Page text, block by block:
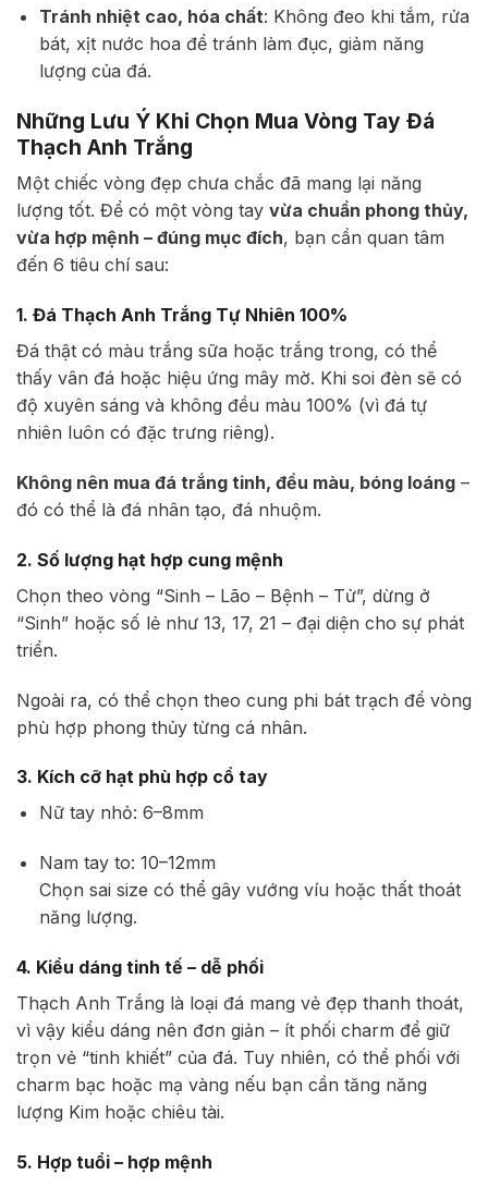
Tránh nhiệt cao, hóa chất: Không đeo khi tắm, rửa
bát, xịt nước hoa để tránh làm đục, giảm năng
lượng của đá.
Những Lưu Ý Khi Chọn Mua Vòng Tay Đá
Thạch Anh Trắng
Một chiếc vòng đẹp chưa chắc đã mang lại năng
lượng tốt. Để có một vòng tay vừa chuẩn phong thủy,
vừa hợp mệnh – đúng mục đích, bạn cần quan tâm
đến 6 tiêu chí sau:
1. Đá Thạch Anh Trắng Tự Nhiên 100%
Đá thật có màu trắng sữa hoặc trắng trong, có thể
thấy vân đá hoặc hiệu ứng mây mờ. Khi soi đèn sẽ có
độ xuyên sáng và không đều màu 100% (vì đá tự
nhiên luôn có đặc trưng riêng).
Không nên mua đá trắng tinh, đều màu, bóng loáng –
đó có thể là đá nhân tạo, đá nhuộm.
2. Số lượng hạt hợp cung mệnh
Chọn theo vòng “Sinh – Lão – Bệnh – Tử”, dừng ở
“Sinh” hoặc số lẻ như 13, 17, 21 – đại diện cho sự phát
triển.
Ngoài ra, có thể chọn theo cung phi bát trạch để vòng
phù hợp phong thủy từng cá nhân.
3. Kích cỡ hạt phù hợp cổ tay
Nữ tay nhỏ: 6–8mm
Nam tay to: 10–12mm
Chọn sai size có thể gây vướng víu hoặc thất thoát
năng lượng.
4. Kiểu dáng tinh tế – dễ phối
Thạch Anh Trắng là loại đá mang vẻ đẹp thanh thoát,
vì vậy kiểu dáng nên đơn giản – ít phối charm để giữ
trọn vẻ “tinh khiết” của đá. Tuy nhiên, có thể phối với
charm bạc hoặc mạ vàng nếu bạn cần tăng năng
lượng Kim hoặc chiêu tài.
5. Hợp tuổi – hợp mệnh